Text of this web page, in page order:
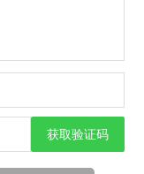
获取验证码